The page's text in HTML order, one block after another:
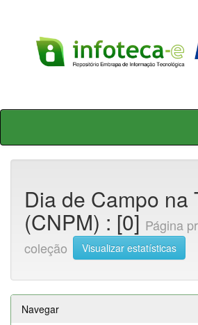
Skip
Dia de Campo na
(CNPM) : [0] Página
coleção
Visualizar estatísticas
Navegar